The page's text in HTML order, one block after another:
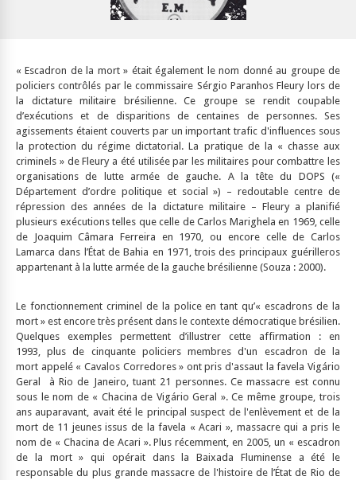
« Escadron de la mort » était également le nom donné au groupe de
policiers contrôlés par le commissaire Sérgio Paranhos Fleury lors de
la dictature militaire brésilienne. Ce groupe se rendit coupable
d’exécutions et de disparitions de centaines de personnes. Ses
agissements étaient couverts par un important trafic d'influences sous
la protection du régime dictatorial. La pratique de la « chasse aux
criminels » de Fleury a été utilisée par les militaires pour combattre les
organisations de lutte armée de gauche. A la tête du DOPS («
Département d’ordre politique et social ») – redoutable centre de
répression des années de la dictature militaire – Fleury a planifié
plusieurs exécutions telles que celle de Carlos Marighela en 1969, celle
de Joaquim Câmara Ferreira en 1970, ou encore celle de Carlos
Lamarca dans l’État de Bahia en 1971, trois des principaux guérilleros
appartenant à la lutte armée de la gauche brésilienne (Souza : 2000).
Le fonctionnement criminel de la police en tant qu’« escadrons de la
mort » est encore très présent dans le contexte démocratique brésilien.
Quelques exemples permettent d’illustrer cette affirmation : en
1993, plus de cinquante policiers membres d'un escadron de la
mort appelé « Cavalos Corredores » ont pris d'assaut la favela Vigário
Geral à Rio de Janeiro, tuant 21 personnes. Ce massacre est connu
sous le nom de « Chacina de Vigário Geral ». Ce même groupe, trois
ans auparavant, avait été le principal suspect de l'enlèvement et de la
mort de 11 jeunes issus de la favela « Acari », massacre qui a pris le
nom de « Chacina de Acari ». Plus récemment, en 2005, un « escadron
de la mort » qui opérait dans la Baixada Fluminense a été le
responsable du plus grande massacre de l'histoire de l’État de Rio de